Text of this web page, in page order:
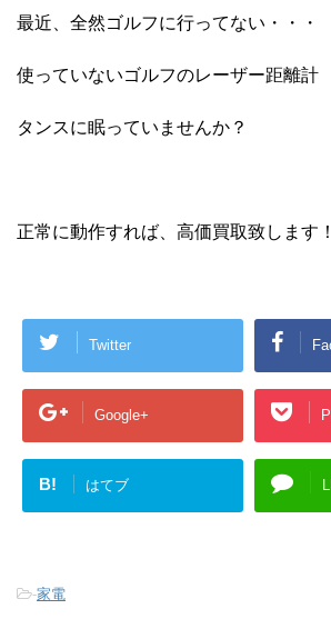
最近、全然ゴルフに行ってない・・・
使っていないゴルフのレーザー距離計
タンスに眠っていませんか？
正常に動作すれば、高価買取致します！
Twitter
Google+
B! はてブ
-家電